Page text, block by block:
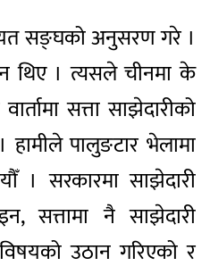
सङ्घको अनुसरण गरे ।
थिए । त्यसले चीनमा के
सत्ता साझेदारीको
हामीले पालुङटार भेलामा
। सरकारमा साझेदारी
सत्तामा नै साझेदारी
उठान गरिएको र